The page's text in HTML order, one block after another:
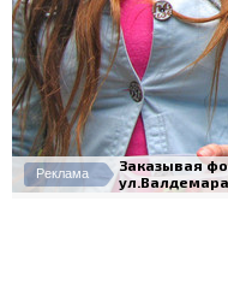
Реклама
Заказывая